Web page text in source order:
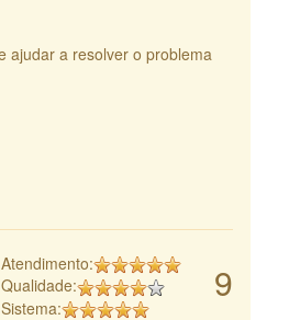
ajudar a resolver o problema
9
Atendimento:
Qualidade:
Sistema: